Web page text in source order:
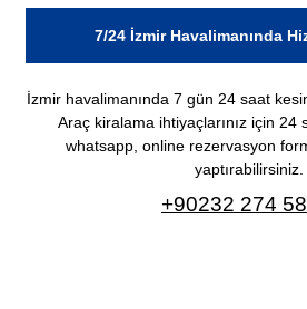
7/24 İzmir Havalimanında
İzmir havalimanında 7 gün 24 saat
Araç kiralama ihtiyaçlarınız için 24
whatsapp, online rezervasyon
yaptırabilirsiniz.
+90232 274